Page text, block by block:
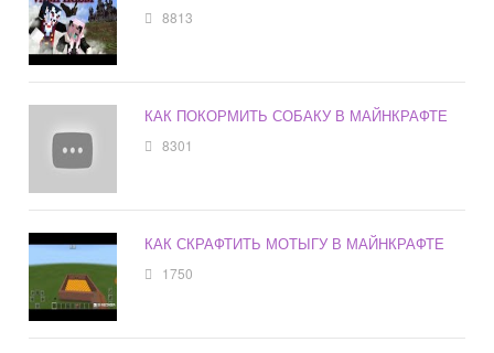
8813
КАК ПОКОРМИТЬ СОБАКУ В МАЙНКРАФТЕ
8301
КАК СКРАФТИТЬ МОТЫГУ В МАЙНКРАФТЕ
1750